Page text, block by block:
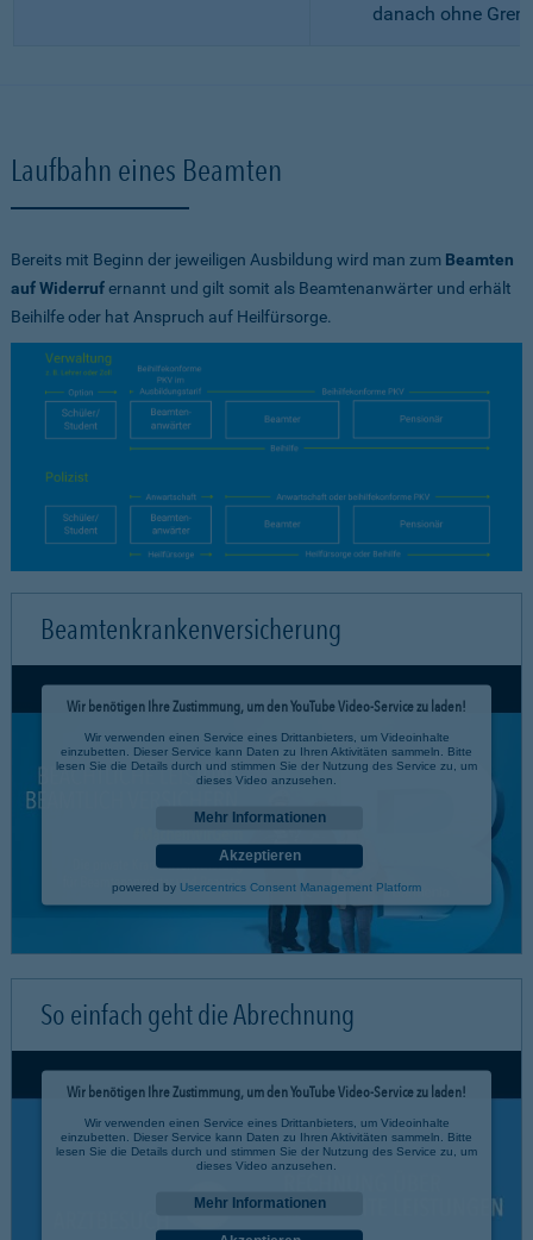
danach ohne
Laufbahn eines Beamten
Bereits mit Beginn der jeweiligen Ausbildung wird man zum Beamten
auf Widerrufernannt und gilt somit als Beamtenanwärter und erhält
Beihilfe oder hat Anspruch auf Heilfürsorge.
Beamtenkrankenversicherung
Wir benötigen Ihre Zustimmung, um den YouTube Video-Service zu laden!
Wir verwenden einen Service eines Drittanbieters, um Videoinhalte
einzubetten. Dieser Service kann Daten zu Ihren Aktivitäten sammeln. Bitte
lesen Sie die Details durch und stimmen Sie der Nutzung des Service zu, um
dieses Video anzusehen.
Mehr Informationen
Akzeptieren
powered by Usercentrics Consent Management Platform
So einfach geht die Abrechnung
Wir benötigen Ihre Zustimmung, um den YouTube Video-Service zu laden!
Wir verwenden einen Service eines Drittanbieters, um Videoinhalte
einzubetten. Dieser Service kann Daten zu Ihren Aktivitäten sammeln. Bitte
lesen Sie die Details durch und stimmen Sie der Nutzung des Service zu, um
dieses Video anzusehen.
Mehr Informationen